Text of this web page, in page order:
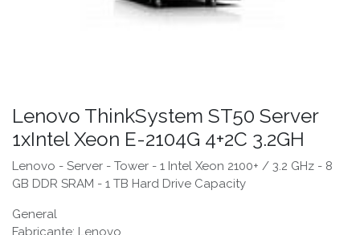
Lenovo ThinkSystem ST50 Server
1xIntel Xeon E-2104G 4+2C 3.2GH
Lenovo - Server - Tower - 1 Intel Xeon 2100+ / 3.2 GHz - 8
GB DDR SRAM - 1 TB Hard Drive Capacity
General
Fabricante: Lenovo